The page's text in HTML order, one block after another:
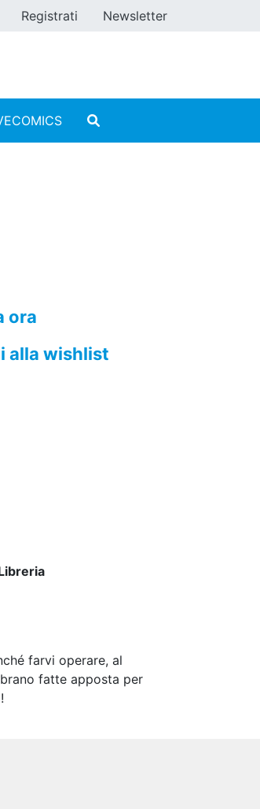
Registrati Newsletter
ora
alla wishlist
farvi operare, al
fatte apposta per